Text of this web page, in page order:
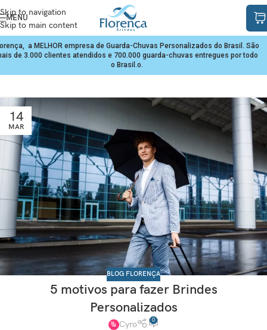
Skip to navigation
Skip to main content
MENU
a MELHOR empresa de Guarda-Chuvas Personalizados do Brasil. São
de 3.000 clientes atendidos e 700.000 guarda-chuvas entregues por todo
o Brasil.o.
14
MAR
BLOG FLORENÇA
5 motivos para fazer Brindes
Personalizados
Cyro 0